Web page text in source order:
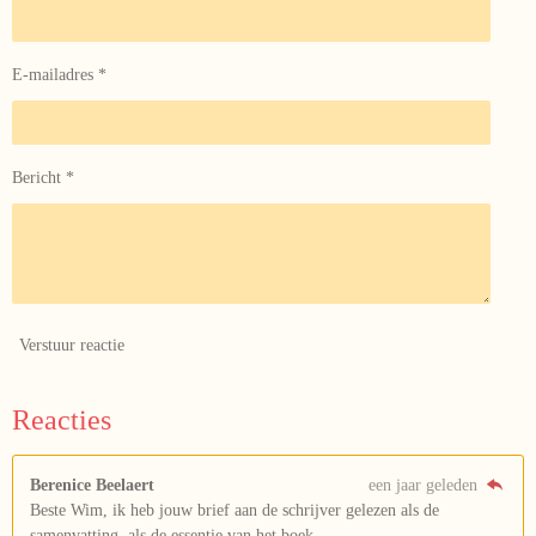
E-mailadres *
Bericht *
Verstuur reactie
Reacties
Berenice Beelaert
een jaar geleden
Beste Wim, ik heb jouw brief aan de schrijver gelezen als de